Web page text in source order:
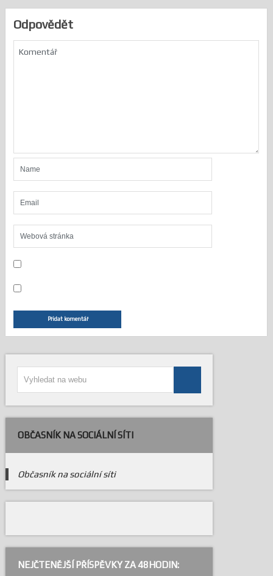
Odpovědět
OBČASNÍK NA SOCIÁLNÍ SÍTI
Občasník na sociální síti
NEJČTENĚJŠÍ PŘÍSPĚVKY ZA 48HODIN: